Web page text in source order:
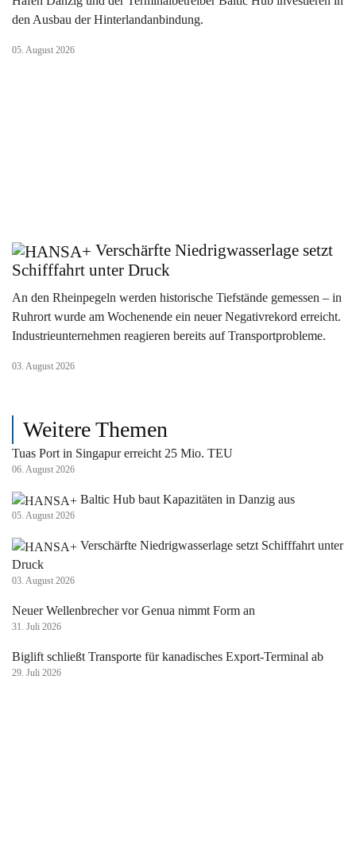
den Ausbau der Hinterlandanbindung.
05. August 2026
Verschärfte Niedrigwasserlage setzt
Schifffahrt unter Druck
An den Rheinpegeln werden historische Tiefstände gemessen – in
Ruhrort wurde am Wochenende ein neuer Negativrekord erreicht.
Industrieunternehmen reagieren bereits auf Transportprobleme.
03. August 2026
Weitere Themen
Tuas Port in Singapur erreicht 25 Mio. TEU
06. August 2026
Baltic Hub baut Kapazitäten in Danzig aus
05. August 2026
Verschärfte Niedrigwasserlage setzt Schifffahrt unter
Druck
03. August 2026
Neuer Wellenbrecher vor Genua nimmt Form an
31. Juli 2026
Biglift schließt Transporte für kanadisches Export-Terminal ab
29. Juli 2026